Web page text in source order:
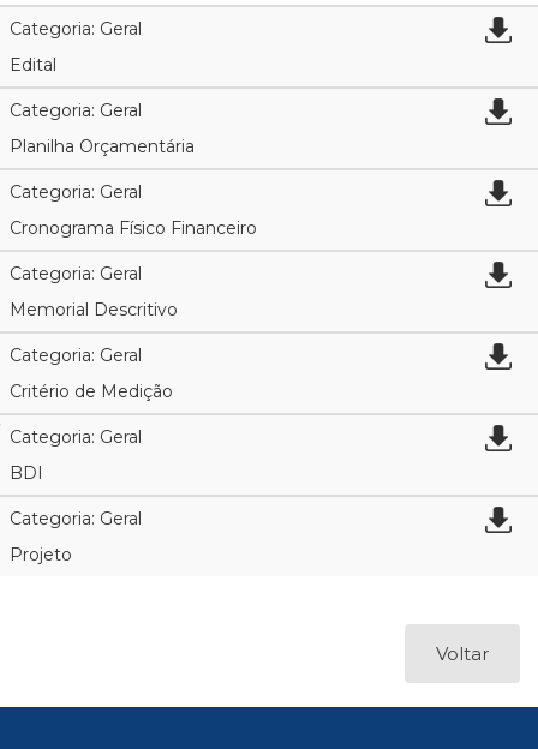
Categoria: Geral
Edital
Categoria: Geral
Planilha Orçamentária
Categoria: Geral
Cronograma Físico Financeiro
Categoria: Geral
Memorial Descritivo
Categoria: Geral
Critério de Medição
Categoria: Geral
BDI
Categoria: Geral
Projeto
Voltar